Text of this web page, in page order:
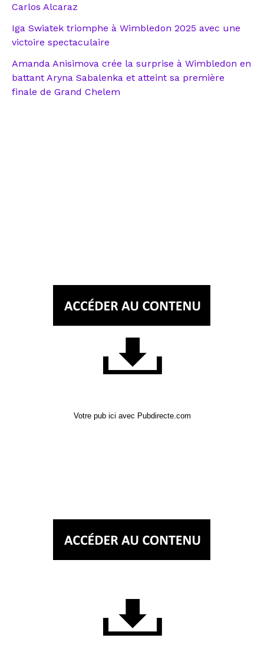
Carlos Alcaraz
Iga Swiatek triomphe à Wimbledon 2025 avec une
victoire spectaculaire
Amanda Anisimova crée la surprise à Wimbledon en
battant Aryna Sabalenka et atteint sa première
finale de Grand Chelem
Votre pub ici avec Pubdirecte.com